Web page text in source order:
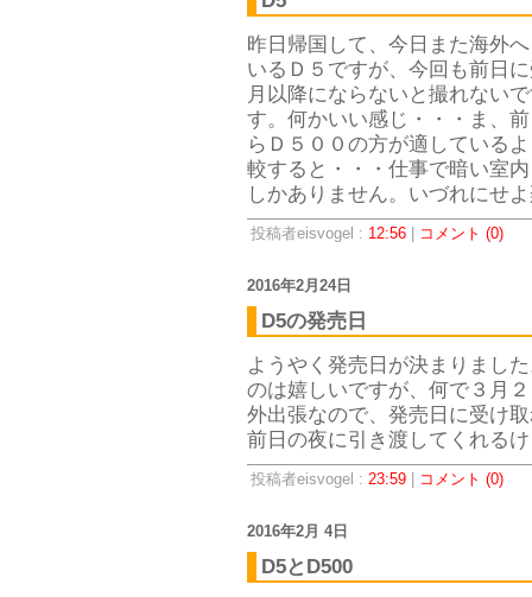
昨日帰国して、今日また海外
いるＤ５ですが、今回も前日
月以降にならないと撮れない
す。何かいい感じ・・・ま、
らＤ５００の方が適している
較すると・・・仕事で暗い室
しかありません。いづれにせ
投稿者eisvogel : 12:56| コメント (0)
2016年2月24日
D5の発売日
ようやく発売日が決まりまし
のは嬉しいですが、何で３月
外出張なので、発売日に受け
前日の夜に引き渡してくれる
投稿者eisvogel : 23:59| コメント (0)
2016年2月 4日
D5とD500